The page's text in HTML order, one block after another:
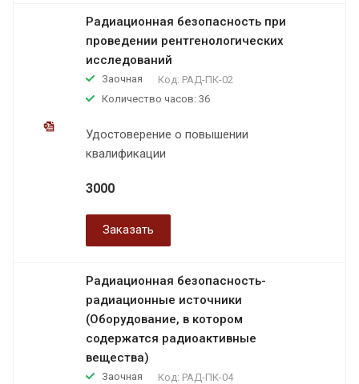
Радиационная безопасность при
проведении рентгенологических
исследований
Заочная Код: РАД-ПК-02
Количество часов: 36
Удостоверение о повышении
квалификации
3000
Заказать
Радиационная безопасность-
радиационные источники
(Оборудование, в котором
содержатся радиоактивные
вещества)
Заочная Код: РАД-ПК-04